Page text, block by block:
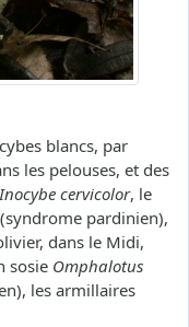
blancs, par
les pelouses, et des
Inocybe cervicolor, le
(syndrome pardinien),
dans le Midi,
sosie Omphalotus
les armillaires